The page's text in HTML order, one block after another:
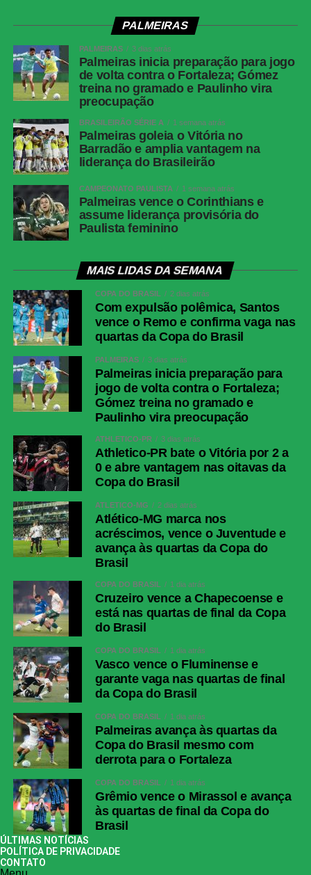
PALMEIRAS
PALMEIRAS 3 dias atrás
Palmeiras inicia preparação para jogo
de volta contra o Fortaleza; Gómez
treina no gramado e Paulinho vira
preocupação
BRASILEIRÃO SÉRIE A 1 semana atrás
Palmeiras goleia o Vitória no
Barradão e amplia vantagem na
liderança do Brasileirão
CAMPEONATO PAULISTA 1 semana atrás
Palmeiras vence o Corinthians e
assume liderança provisória do
Paulista feminino
MAIS LIDAS DA SEMANA
COPA DO BRASIL 2 dias atrás
Com expulsão polêmica, Santos
vence o Remo e confirma vaga nas
quartas da Copa do Brasil
PALMEIRAS 3 dias atrás
Palmeiras inicia preparação para
jogo de volta contra o Fortaleza;
Gómez treina no gramado e
Paulinho vira preocupação
ATHLETICO-PR 3 dias atrás
Athletico-PR bate o Vitória por 2 a
0 e abre vantagem nas oitavas da
Copa do Brasil
ATLÉTICO-MG 2 dias atrás
Atlético-MG marca nos
acréscimos, vence o Juventude e
avança às quartas da Copa do
Brasil
COPA DO BRASIL 1 dia atrás
Cruzeiro vence a Chapecoense e
está nas quartas de final da Copa
do Brasil
COPA DO BRASIL 1 dia atrás
Vasco vence o Fluminense e
garante vaga nas quartas de final
da Copa do Brasil
COPA DO BRASIL 1 dia atrás
Palmeiras avança às quartas da
Copa do Brasil mesmo com
derrota para o Fortaleza
COPA DO BRASIL 1 dia atrás
Grêmio vence o Mirassol e avança
às quartas de final da Copa do
Brasil
ÚLTIMAS NOTÍCIAS
POLÍTICA DE PRIVACIDADE
CONTATO